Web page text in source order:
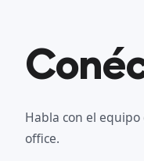
Habla con el equipo
office.